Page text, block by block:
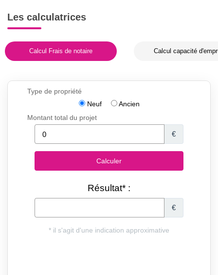
Les calculatrices
Calcul Frais de notaire Calcul capacité